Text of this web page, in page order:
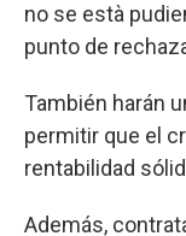
no se està
punto de
También harán
permitir que el
rentabilidad
Además,